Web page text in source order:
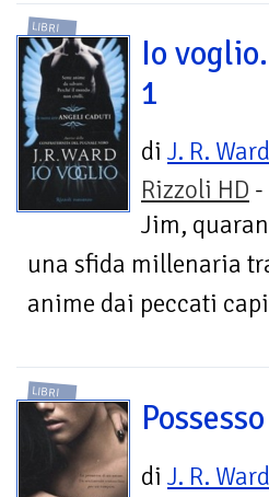
LIBRI
Io
1
di J. R. Ward
Rizzoli HD
Jim,
una sfida millenaria
anime dai peccati
LIBRI
Possesso
di J. R. Ward